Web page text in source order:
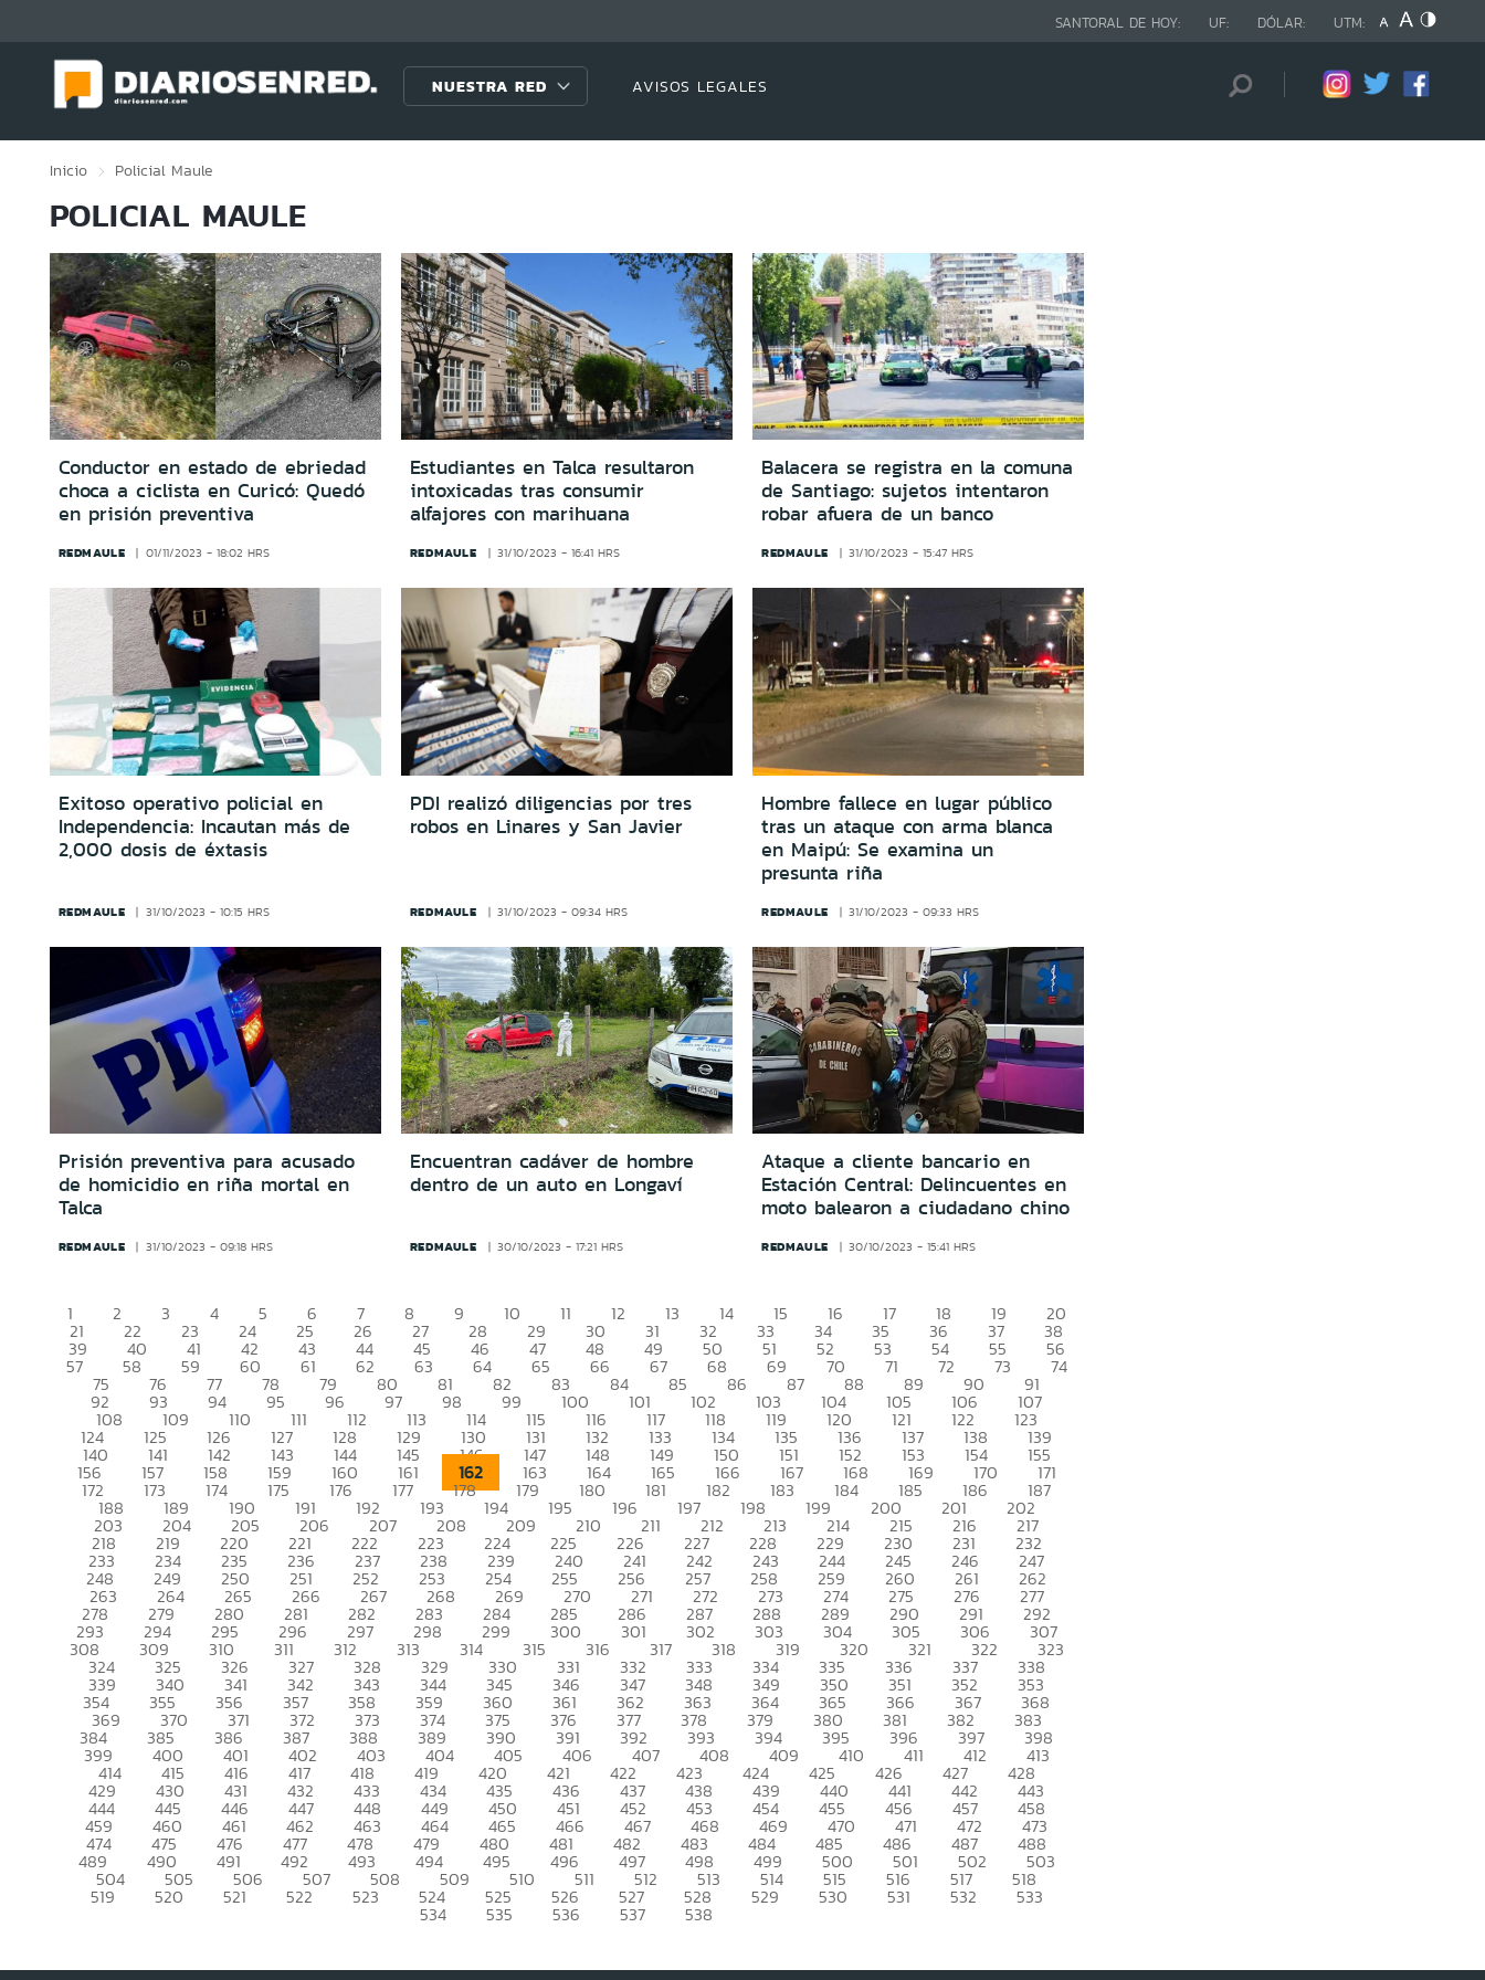
SANTORAL DE HOY: UF: DÓLAR: UTM:
NUESTRA RED AVISOS LEGALES
Inicio Policial Maule
POLICIAL MAULE
Conductor en estado de ebriedad
choca a ciclista en Curicó: Quedó
en prisión preventiva
REDMAULE 01/11/2023 - 18:02 HRS
Estudiantes en Talca resultaron
intoxicadas tras consumir
alfajores con marihuana
REDMAULE 31/10/2023 - 16:41 HRS
Balacera se registra en la comuna
de Santiago: sujetos intentaron
robar afuera de un banco
REDMAULE 31/10/2023 - 15:47 HRS
Exitoso operativo policial en
Independencia: Incautan más de
2,000 dosis de éxtasis
REDMAULE 31/10/2023 - 10:15 HRS
PDI realizó diligencias por tres
robos en Linares y San Javier
REDMAULE 31/10/2023 - 09:34 HRS
Hombre fallece en lugar público
tras un ataque con arma blanca
en Maipú: Se examina un
presunta riña
REDMAULE 31/10/2023 - 09:33 HRS
Prisión preventiva para acusado
de homicidio en riña mortal en
Talca
REDMAULE 31/10/2023 - 09:18 HRS
Encuentran cadáver de hombre
dentro de un auto en Longaví
REDMAULE 30/10/2023 - 17:21 HRS
Ataque a cliente bancario en
Estación Central: Delincuentes en
moto balearon a ciudadano chino
REDMAULE 30/10/2023 - 15:41 HRS
1 2 3 4 5 6 7 8 9 10 11 12 13 14 15 16 17 18 19 20
21 22 23 24 25 26 27 28 29 30 31 32 33 34 35 36 37 38
39 40 41 42 43 44 45 46 47 48 49 50 51 52 53 54 55 56
57 58 59 60 61 62 63 64 65 66 67 68 69 70 71 72 73 74
75 76 77 78 79 80 81 82 83 84 85 86 87 88 89 90 91
92 93 94 95 96 97 98 99 100 101 102 103 104 105 106 107
108 109 110 111 112 113 114 115 116 117 118 119 120 121 122 123
124 125 126 127 128 129 130 131 132 133 134 135 136 137 138 139
140 141 142 143 144 145 146 147 148 149 150 151 152 153 154 155
156 157 158 159 160 161 162 163 164 165 166 167 168 169 170 171
172 173 174 175 176 177 178 179 180 181 182 183 184 185 186 187
188 189 190 191 192 193 194 195 196 197 198 199 200 201 202
203 204 205 206 207 208 209 210 211 212 213 214 215 216 217
218 219 220 221 222 223 224 225 226 227 228 229 230 231 232
233 234 235 236 237 238 239 240 241 242 243 244 245 246 247
248 249 250 251 252 253 254 255 256 257 258 259 260 261 262
263 264 265 266 267 268 269 270 271 272 273 274 275 276 277
278 279 280 281 282 283 284 285 286 287 288 289 290 291 292
293 294 295 296 297 298 299 300 301 302 303 304 305 306 307
308 309 310 311 312 313 314 315 316 317 318 319 320 321 322 323
324 325 326 327 328 329 330 331 332 333 334 335 336 337 338
339 340 341 342 343 344 345 346 347 348 349 350 351 352 353
354 355 356 357 358 359 360 361 362 363 364 365 366 367 368
369 370 371 372 373 374 375 376 377 378 379 380 381 382 383
384 385 386 387 388 389 390 391 392 393 394 395 396 397 398
399 400 401 402 403 404 405 406 407 408 409 410 411 412 413
414 415 416 417 418 419 420 421 422 423 424 425 426 427 428
429 430 431 432 433 434 435 436 437 438 439 440 441 442 443
444 445 446 447 448 449 450 451 452 453 454 455 456 457 458
459 460 461 462 463 464 465 466 467 468 469 470 471 472 473
474 475 476 477 478 479 480 481 482 483 484 485 486 487 488
489 490 491 492 493 494 495 496 497 498 499 500 501 502 503
504 505 506 507 508 509 510 511 512 513 514 515 516 517 518
519 520 521 522 523 524 525 526 527 528 529 530 531 532 533
534 535 536 537 538